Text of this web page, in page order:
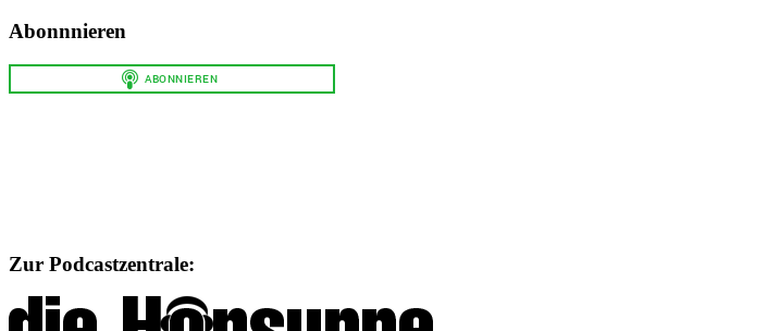
Abonnnieren
Zur Podcastzentrale: